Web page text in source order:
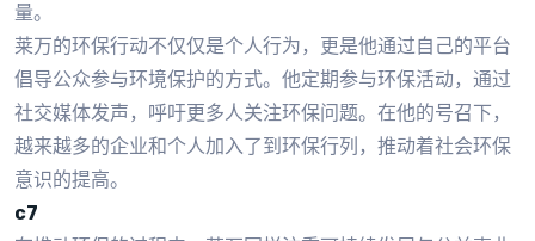
量。
莱万的环保行动不仅仅是个人行为，更是他通过自己的平台
倡导公众参与环境保护的方式。他定期参与环保活动，通过
社交媒体发声，呼吁更多人关注环保问题。在他的号召下，
越来越多的企业和个人加入了到环保行列，推动着社会环保
意识的提高。
c7